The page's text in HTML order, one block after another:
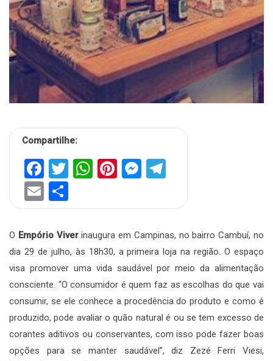
Compartilhe:
Facebook
Twitter
WhatsApp
Pinterest
Messenger
Email
O Empório Viverinaugura em Campinas, no bairro Cambuí, no
dia 29 de julho, às 18h30, a primeira loja na região. O espaço
visa promover uma vida saudável por meio da alimentação
consciente. “O consumidor é quem faz as escolhas do que vai
consumir, se ele conhece a procedência do produto e como é
produzido, pode avaliar o quão natural é ou se tem excesso de
corantes aditivos ou conservantes, com isso pode fazer boas
opções para se manter saudável”, diz Zezé Ferri Viesi,